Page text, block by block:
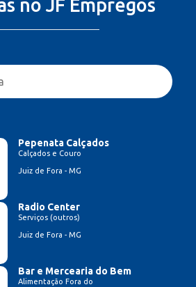
no JF Empregos
Pepenata Calçados
Calçados e Couro
Juiz de Fora - MG
Radio Center
Serviços (outros)
Juiz de Fora - MG
Bar e Mercearia do Bem
Alimentação Fora do